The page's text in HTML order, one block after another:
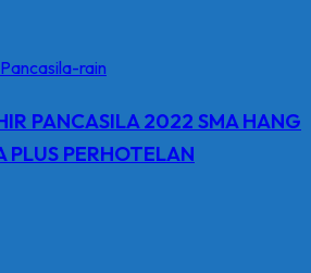
PANCASILA 2022 SMA HANG
PLUS PERHOTELAN